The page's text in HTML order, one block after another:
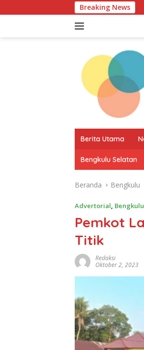
ke
Breaking News
Berita Utama
Bengkulu Selatan
Beranda Bengkulu
Advertorial, Bengkulu
Pemkot
Titik
Redaksi
Oktober 2, 2023